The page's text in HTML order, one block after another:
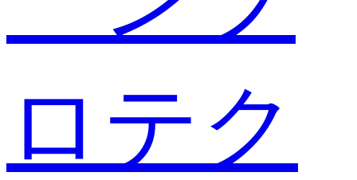
ロテク